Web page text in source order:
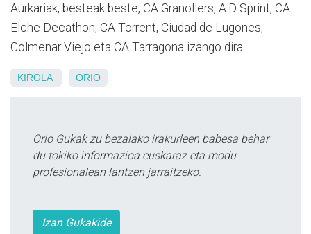
Aurkariak, besteak beste, CA Granollers, A.D Sprint, CA
Elche Decathon, CA Torrent, Ciudad de Lugones,
Colmenar Viejo eta CA Tarragona izango dira.
KIROLA ORIO
Orio Gukak zu bezalako irakurleen babesa behar
du tokiko informazioa euskaraz eta modu
profesionalean lantzen jarraitzeko.
Izan Gukakide